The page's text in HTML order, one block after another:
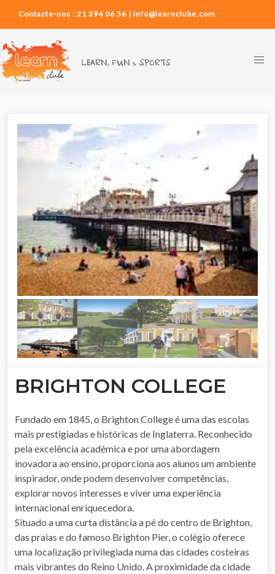
Contacte-nos : 21 394 06 56 | info@learnclube.com
BRIGHTON COLLEGE
Fundado em 1845, o Brighton College é uma das escolas
mais prestigiadas e históricas de Inglaterra. Reconhecido
pela excelência académica e por uma abordagem
inovadora ao ensino, proporciona aos alunos um ambiente
inspirador, onde podem desenvolver competências,
explorar novos interesses e viver uma experiência
internacional enriquecedora.
Situado a uma curta distância a pé do centro de Brighton,
das praias e do famoso Brighton Pier, o colégio oferece
uma localização privilegiada numa das cidades costeiras
mais vibrantes do Reino Unido. A proximidade da cidade